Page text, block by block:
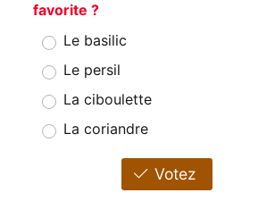
favorite ?
Le basilic
Le persil
La ciboulette
La coriandre
Votez